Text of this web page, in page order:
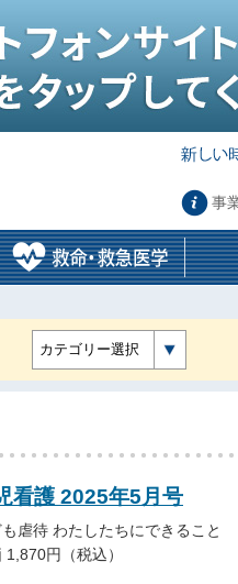
事
カテゴリー選択
看護 2025年5月号
虐待 わたしたちにできること
1,870円（税込）